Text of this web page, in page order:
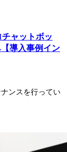
ャットボッ
導入事例イン
ンスを行ってい